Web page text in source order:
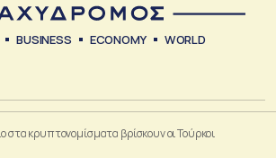
BUSINESS ECONOMY WORLD
στα κρυπτονομίσματα βρίσκουν οι Τούρκοι